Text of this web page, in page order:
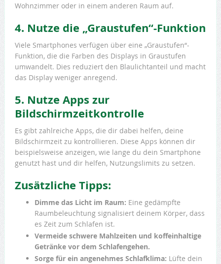
Wohnzimmer oder in einem anderen Raum auf.
4. Nutze die „Graustufen“-Funktion
Viele Smartphones verfügen über eine „Graustufen“-
Funktion, die die Farben des Displays in Graustufen
umwandelt. Dies reduziert den Blaulichtanteil und macht
das Display weniger anregend.
5. Nutze Apps zur
Bildschirmzeitkontrolle
Es gibt zahlreiche Apps, die dir dabei helfen, deine
Bildschirmzeit zu kontrollieren. Diese Apps können dir
beispielsweise anzeigen, wie lange du dein Smartphone
genutzt hast und dir helfen, Nutzungslimits zu setzen.
Zusätzliche Tipps:
Dimme das Licht im Raum: Eine gedämpfte
Raumbeleuchtung signalisiert deinem Körper, dass
es Zeit zum Schlafen ist.
Vermeide schwere Mahlzeiten und koffeinhaltige
Getränke vor dem Schlafengehen.
Sorge für ein angenehmes Schlafklima: Lüfte dein